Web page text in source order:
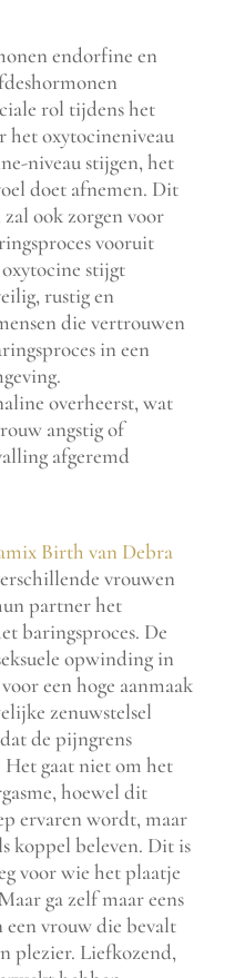
endorfine en
rol tijdens het
het oxytocineniveau
niveau stijgen, het
doet afnemen. Dit
ook zorgen voor
vooruit
stijgt
rustig en
die vertrouwen
in een
overheerst, wat
angstig of
afgeremd
Birth van Debra
vrouwen
partner het
baringsproces. De
opwinding in
een hoge aanmaak
zenuwstelsel
de pijngrens
gaat niet om het
hoewel dit
ervaren wordt, maar
koppel beleven. Dit is
voor wie het plaatje
ga zelf maar eens
een vrouw die bevalt
plezier. Liefkozend,